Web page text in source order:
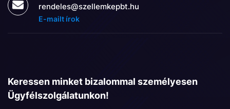
rendeles@szellemkepbt.hu
E-mailt írok
Keressen minket bizalommal személyesen
Ügyfélszolgálatunkon!